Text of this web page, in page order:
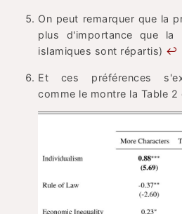
On peut remarquer que la
plus d'importance que
islamiques sont répartis) ↩
Et ces préférences
comme le montre la Table 2